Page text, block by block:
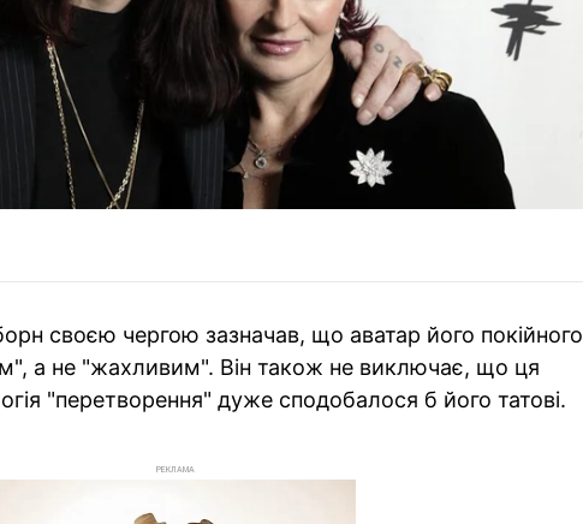
своєю чергою зазначав, що аватар його покійного
а не "жахливим". Він також не виключає, що ця
"перетворення" дуже сподобалося б його татові.
РЕКЛАМА